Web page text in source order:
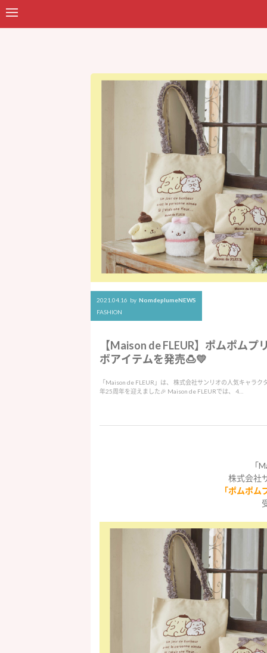
2021.04.16 by NomdeplumeNEWS
FASHION
【Maison de FLEUR】ポムポム
ボアイテムを発売🍮💛
「Maison de FLEUR」は、 株式会社サンリオの人気キャラ
年25周年を迎えました🎉 Maison de FLEURでは、 4…
「
株式会社
「ポムポム